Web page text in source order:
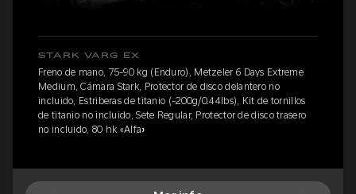
STARK VARG EX
Freno de mano, 75-90 kg (Enduro), Metzeler 6 Days Extreme
Medium, Cámara Stark, Protector de disco delantero no
incluido, Estriberas de titanio (-200g/0.44lbs), Kit de tornillos
de titanio no incluido, Sete Regular, Protector de disco trasero
no incluido, 80 hk «Alfa»